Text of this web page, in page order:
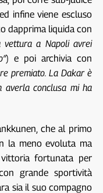
infine viene escluso
dapprima liquida con
vettura a Napoli avrei
) e poi archivia con
premiato. La Dakar è
averla conclusa mi ha
che al primo
la meno evoluta ma
fortunata per
grande sportività
sia il suo compagno